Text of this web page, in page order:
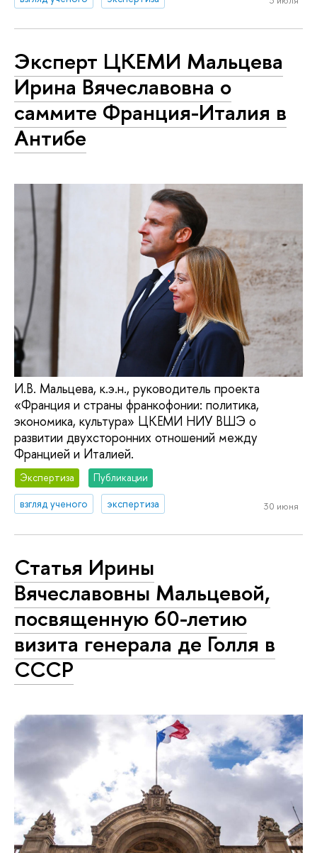
Эксперт ЦКЕМИ Мальцева
Ирина Вячеславовна о
саммите Франция-Италия в
Антибе
И.В. Мальцева, к.э.н., руководитель проекта
«Франция и страны франкофонии: политика,
экономика, культура» ЦКЕМИ НИУ ВШЭ о
развитии двухсторонних отношений между
Францией и Италией.
Экспертиза
Публикации
взгляд ученого
экспертиза 30 июня
Статья Ирины
Вячеславовны Мальцевой,
посвященную 60-летию
визита генерала де Голля в
СССР